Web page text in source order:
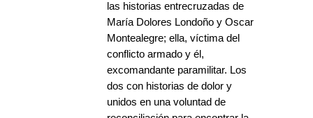
las historias entrecruzadas de
María Dolores Londoño y Oscar
Montealegre; ella, víctima del
conflicto armado y él,
excomandante paramilitar. Los
dos con historias de dolor y
unidos en una voluntad de